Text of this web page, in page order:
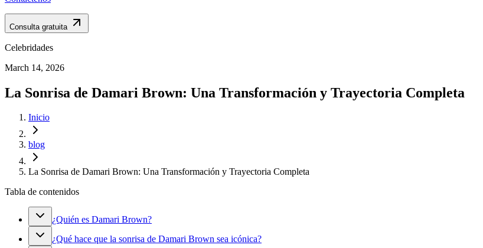
Consulta gratuita
Celebridades
March 14, 2026
La Sonrisa de Damari Brown: Una Transformación y Trayectoria Completa
Inicio
blog
La Sonrisa de Damari Brown: Una Transformación y Trayectoria Completa
Tabla de contenidos
¿Quién es Damari Brown?
¿Qué hace que la sonrisa de Damari Brown sea icónica?